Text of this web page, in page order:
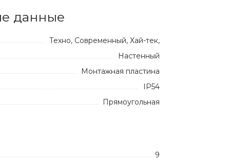
данные
Техно, Современный, Хай-тек,
Настенный
Монтажная пластина
IP54
Прямоугольная
9